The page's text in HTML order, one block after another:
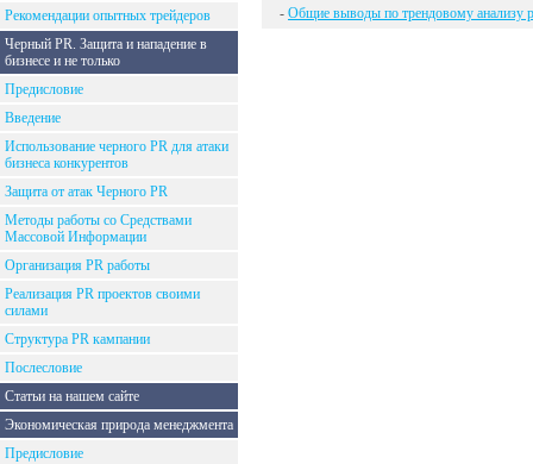
Рекомендации опытных трейдеров
Черный PR. Защита и нападение в
бизнесе и не только
Предисловие
Введение
Использование черного PR для атаки
бизнеса конкурентов
Защита от атак Черного PR
Методы работы со Средствами
Массовой Информации
Организация PR работы
Реализация PR проектов своими
силами
Структура PR кампании
Послесловие
Статьи на нашем сайте
Экономическая природа менеджмента
Предисловие
- Общие выводы по трендовому анализу